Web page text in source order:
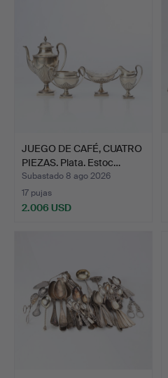
JUEGO DE CAFÉ, CUATRO
PIEZAS. Plata. Estoc…
Subastado 8 ago 2026
17 pujas
2.006 USD